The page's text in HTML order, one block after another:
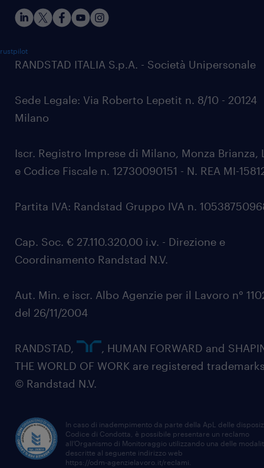
RANDSTAD ITALIA S.p.A. - Società Unipersonale
Sede Legale: Via Roberto Lepetit n. 8/10 - 20124
Milano
Iscr. Registro Imprese di Milano, Monza Brianza,
e Codice Fiscale n. 12730090151 - N. REA MI-
Partita IVA: Randstad Gruppo IVA n.
Cap. Soc. € 27.110.320,00 i.v. - Direzione e
Coordinamento Randstad N.V.
Aut. Min. e iscr. Albo Agenzie per il Lavoro n°
del 26/11/2004
RANDSTAD,
, HUMAN FORWARD and
THE WORLD OF WORK are registered
© Randstad N.V.
In caso di inadempimento da parte della ApL delle
Codice di Condotta, è possibile presentare un reclamo
all’Organismo di Monitoraggio utilizzando una delle
descritte al seguente indirizzo web
https://odm-agenzielavoro.it/reclami